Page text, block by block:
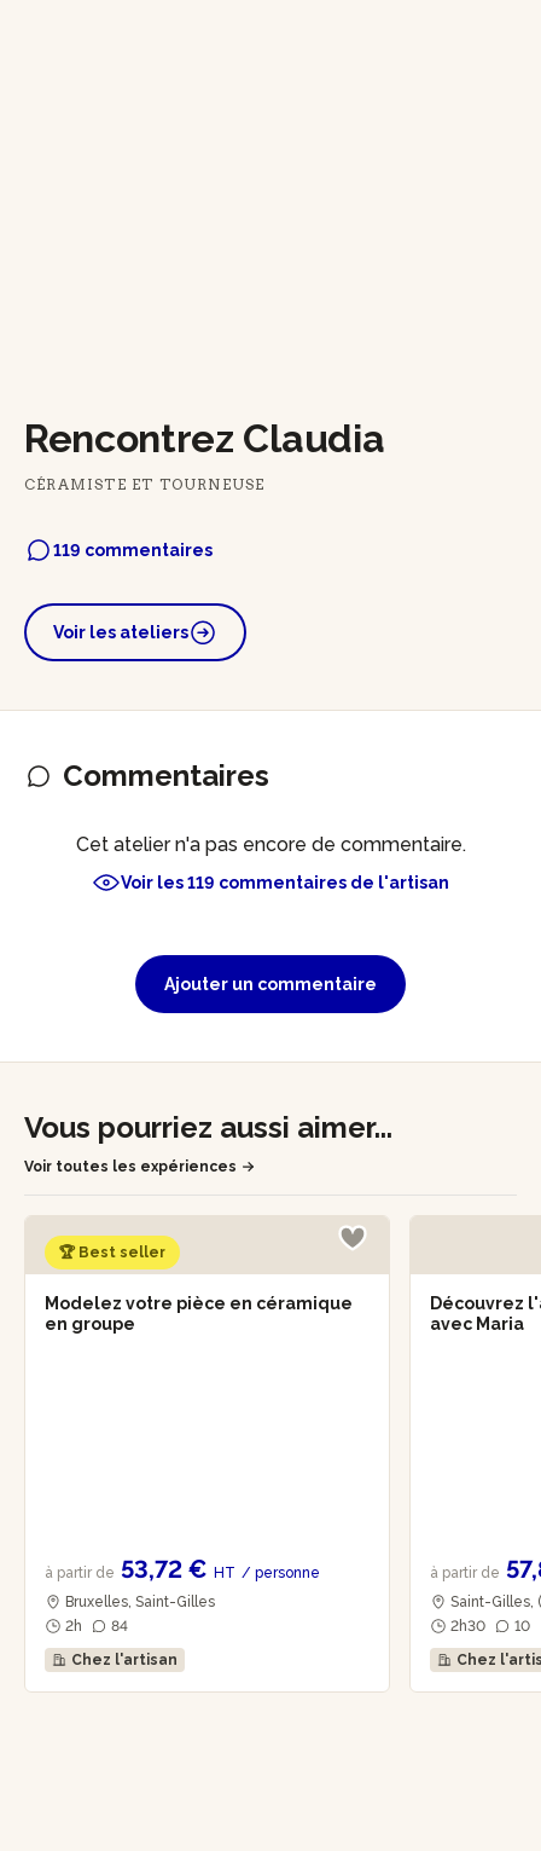
Rencontrez Claudia
CÉRAMISTE ET TOURNEUSE
119 commentaires
Voir les ateliers
Commentaires
Cet atelier n'a pas encore de commentaire.
Voir les 119 commentaires de l'artisan
Ajouter un commentaire
Vous pourriez aussi aimer...
Voir toutes les expériences
🏆 Best seller
Modelez votre pièce en céramique
en groupe
à partir de 53,72 € HT / personne
Bruxelles, Saint-Gilles
2h
84
Chez l'artisan
Découvrez
avec Maria
à partir de
Saint-Gilles,
2h30
10
Chez